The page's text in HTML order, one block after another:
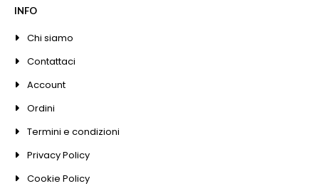
INFO
Chi siamo
Contattaci
Account
Ordini
Termini e condizioni
Privacy Policy
Cookie Policy